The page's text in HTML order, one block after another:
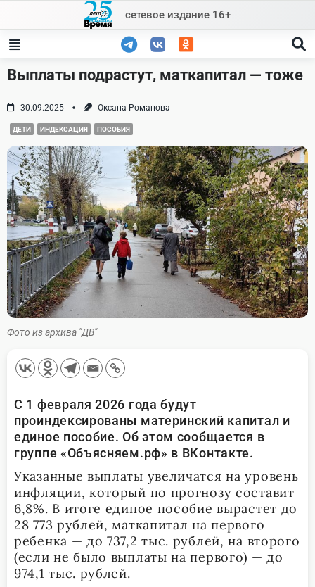
content
сетевое издание 16+
Выплаты подрастут, маткапитал — тоже
30.09.2025 Оксана Романова
ДЕТИ ИНДЕКСАЦИЯ ПОСОБИЯ
Фото из архива "ДВ"
С 1 февраля 2026 года будут
проиндексированы материнский капитал и
единое пособие. Об этом сообщается в
группе «Объясняем.рф» в ВКонтакте.
Указанные выплаты увеличатся на уровень
инфляции, который по прогнозу составит
6,8%. В итоге единое пособие вырастет до
28 773 рублей, маткапитал на первого
ребенка — до 737,2 тыс. рублей, на второго
(если не было выплаты на первого) — до
974,1 тыс. рублей.